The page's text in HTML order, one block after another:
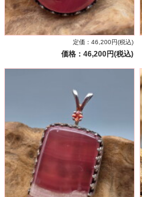
定価：46,200円(税込)
価格：46,200円(税込)